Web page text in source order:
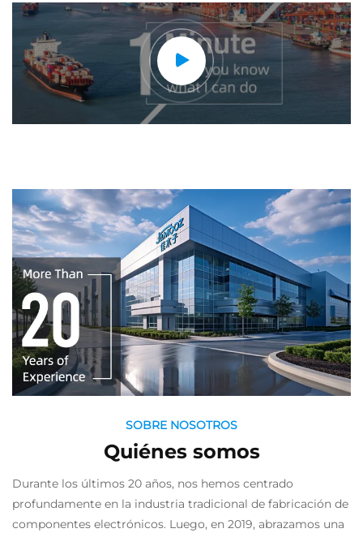
SOBRE NOSOTROS
Quiénes somos
Durante los últimos 20 años, nos hemos centrado
profundamente en la industria tradicional de fabricación de
componentes electrónicos. Luego, en 2019, abrazamos una